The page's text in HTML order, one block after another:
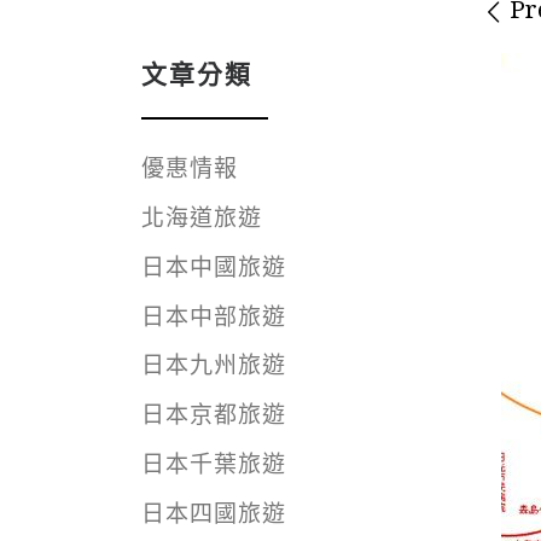
文章分類
優惠情報
北海道旅遊
日本中國旅遊
日本中部旅遊
日本九州旅遊
日本京都旅遊
日本千葉旅遊
日本四國旅遊